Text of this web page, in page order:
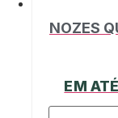
NOZES
EM
NOZES